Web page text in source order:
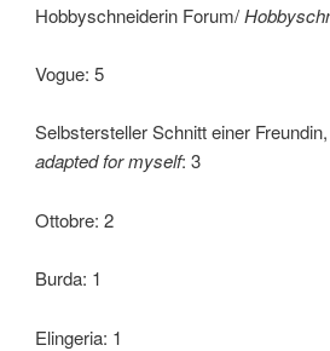
Hobbyschneiderin Forum/
Vogue: 5
Selbstersteller Schnitt einer
adapted for myself: 3
Ottobre: 2
Burda: 1
Elingeria: 1